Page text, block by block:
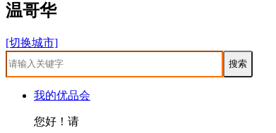
温哥华
[切换城市]
我的优品会
您好！请